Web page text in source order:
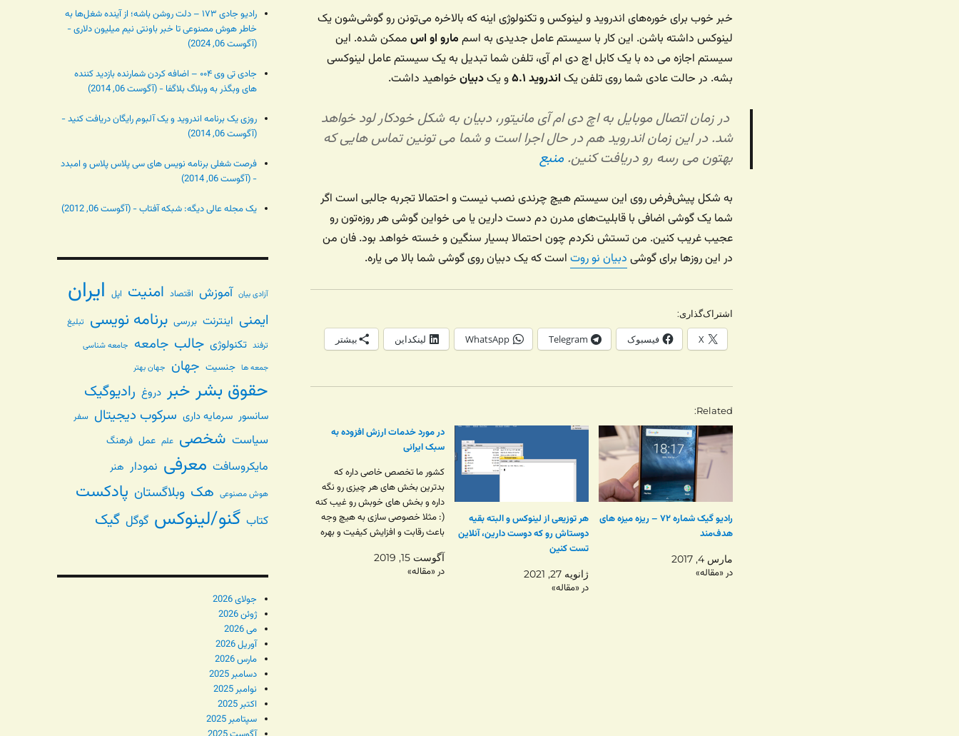
خبر خوب برای خوره‌های اندروید و لینوکس و تکنولوژی اینه که بالاخره می‌تونن رو گوشی‌شون یک
لینوکس داشته باشن. این کار با سیستم عامل جدیدی به اسم مارو او اسممکن شده. این
سیستم اجازه می ده با یک کابل اچ دی ام آی، تلفن شما تبدیل به یک سیستم عامل لینوکسی
بشه. در حالت عادی شما روی تلفن یک اندروید ۵.۱ و یکدبیانخواهید داشت.
‌ در زمان اتصال موبایل به اچ دی ام آی مانیتور، دبیان به شکل خودکار لود خواهد
شد. در این زمان اندروید هم در حال اجرا است و شما می تونین تماس هایی که
بهتون می رسه رو دریافت کنین. منبع
به شکل پیش‌فرض روی این سیستم هیچ چرندی نصب نیست و احتمالا تجربه جالبی است اگر
شما یک گوشی اضافی با قابلیت‌های مدرن دم دست دارین یا می خواین گوشی هر روزه‌تون رو
عجیب غریب کنین. من تستش نکردم چون احتمالا بسیار سنگین و خسته خواهد بود. فان من
در این روزها برای گوشی دبیان نو روتاست که یک دبیان روی گوشی شما بالا می یاره.
اشتراک‌گذاری:
X فیسبوک Telegram
WhatsApp لینکداین بیشتر
Related
رادیو گیک شماره ۷۲ – ریزه میزه های
هدف‌مند
مارس 4, 2017
در «مقاله»
هر توزیعی از لینوکس و البته بقیه
دوستاش رو که دوست دارین، آنلاین
تست کنین
ژانویه 27, 2021
در «مقاله»
در مورد خدمات ارزش افزوده به
سبک ایرانی
کشور ما تخصص خاصی داره که
بدترین بخش های هر چیزی رو نگه
داره و بخش های خوبش رو غیب کنه
(: مثلا خصوصی سازی به هیچ وجه
باعث رقابت و افزایش کیفیت و بهره
سرکوب سرمایه داری رو بیشتر کرد.
مثال…
آگوست 15, 2019
در «مقاله»
رادیو جادی ۱۷۳ – دلت روشن باشه؛ از آینده شغل‌ها به
خاطر هوش مصنوعی تا خبر باونتی نیم میلیون دلاری -
(آگوست 06, 2024)
جادی تی وی ۰۰۴ – اضافه کردن شمارنده بازدید کننده
های وبگذر به وبلاگ بلاگفا - (آگوست 06, 2014)
روزی یک برنامه اندروید و یک آلبوم رایگان دریافت کنید -
(آگوست 06, 2014)
فرصت شغلی برنامه نویس های سی پلاس پلاس و امبدد
- (آگوست 06, 2014)
یک مجله عالی دیگه: شبکه آفتاب - (آگوست 06, 2012)
آزادی بیان آموزش اقتصاد امنیت اپل ایران
ایمنی اینترنت بررسی برنامه نویسی تبلیغ
ترفند تکنولوژی جالب جامعه جامعه شناسی
جمعه ها جنسیت جهان جهان بهتر
حقوق بشر خبر دروغ رادیوگیک
سانسور سرمایه داری سرکوب دیجیتال سفر
سیاست شخصی علم عمل فرهنگ
مایکروسافت معرفی نمودار هنر
هوش مصنوعی هک وبلاگستان پادکست
کتاب گنو/لینوکس گوگل گیک
جولای 2026
ژوئن 2026
می 2026
آوریل 2026
مارس 2026
دسامبر 2025
نوامبر 2025
اکتبر 2025
سپتامبر 2025